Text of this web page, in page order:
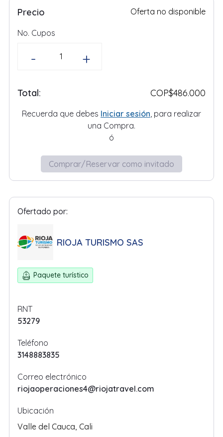
Precio Oferta no disponible
No. Cupos
- +
Total: COP$486.000
Recuerda que debes Iniciar sesión, para realizar
una Compra.
ó
Comprar/Reservar como invitado
Ofertado por:
RIOJA TURISMO SAS
Paquete turístico
RNT
53279
Teléfono
3148883835
Correo electrónico
riojaoperaciones4@riojatravel.com
Ubicación
Valle del Cauca, Cali